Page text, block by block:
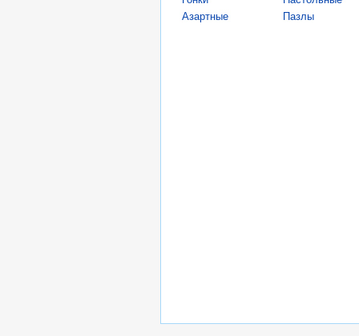
Азартные
Пазлы